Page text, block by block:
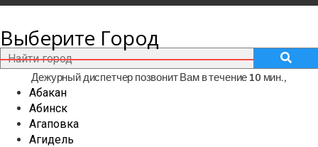
Выберите Город
Абакан
Абинск
Агаповка
Агидель
Дежурный диспетчер позвонит Вам в течение 10 мин.,
чтобы проконсультировать по способам обработки и